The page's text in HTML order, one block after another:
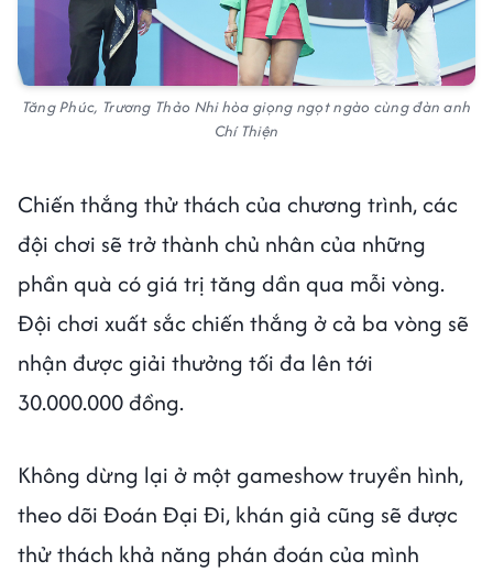
Tăng Phúc, Trương Thảo Nhi hòa giọng ngọt ngào cùng đàn anh
Chí Thiện
Chiến thắng thử thách của chương trình, các
đội chơi sẽ trở thành chủ nhân của những
phần quà có giá trị tăng dần qua mỗi vòng.
Đội chơi xuất sắc chiến thắng ở cả ba vòng sẽ
nhận được giải thưởng tối đa lên tới
30.000.000 đồng.
Không dừng lại ở một gameshow truyền hình,
theo dõi Đoán Đại Đi, khán giả cũng sẽ được
thử thách khả năng phán đoán của mình